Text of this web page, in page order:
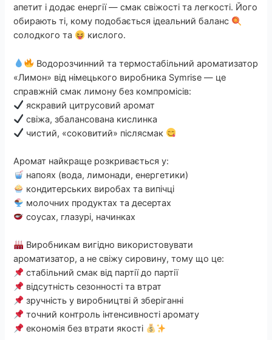
апетит і додає енергії — смак свіжості та легкості. Його
обирають ті, кому подобається ідеальний баланс
солодкого та
кислого.
Водорозчинний та термостабільний ароматизатор
«Лимон» від німецького виробника Symrise — це
справжній смак лимону без компромісів:
яскравий цитрусовий аромат
свіжа, збалансована кислинка
чистий, «соковитий» післясмак
Аромат найкраще розкривається у:
напоях (вода, лимонади, енергетики)
кондитерських виробах та випічці
молочних продуктах та десертах
соусах, глазурі, начинках
Виробникам вигідно використовувати
ароматизатор, а не свіжу сировину, тому що це:
стабільний смак від партії до партії
відсутність сезонності та втрат
зручність у виробництві й зберіганні
точний контроль інтенсивності аромату
економія без втрати якості